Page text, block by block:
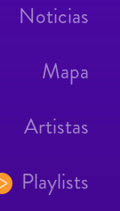
Noticias
Mapa
Artistas
Playlists